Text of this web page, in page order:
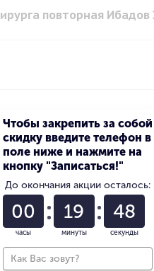
повторная Ибадов
Чтобы закрепить за собой
скидку введите телефон в
поле ниже и нажмите на
кнопку "Записаться!"
До окончания акции осталось:
00
часы
19
минуты
47
секунды